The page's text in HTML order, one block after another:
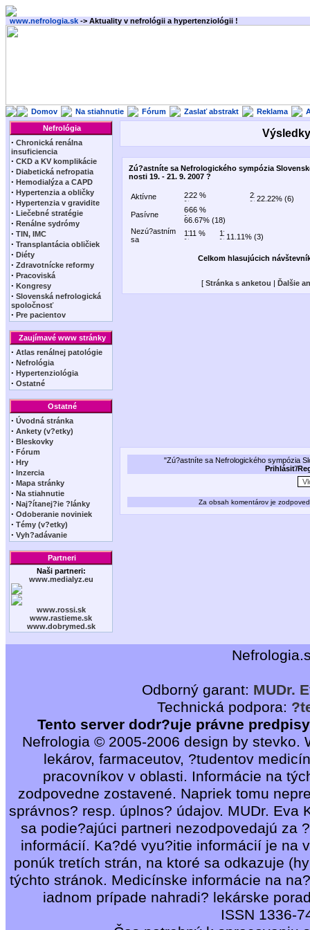
www.nefrologia.sk -> Aktuality v nefrológii a hypertenziológii !
Domov Na stiahnutie Fórum Zaslať abstrakt Reklama
Nefrológia
· Chronická renálna
insuficiencia
· CKD a KV komplikácie
· Diabetická nefropatia
· Hemodialýza a CAPD
· Hypertenzia a obličky
· Hypertenzia v gravidite
· Liečebné stratégie
· Renálne sydrómy
· TIN, IMC
· Transplantácia obličiek
· Diéty
· Zdravotnícke reformy
· Pracoviská
· Kongresy
· Slovenská nefrologická
spoločnosť
· Pre pacientov
Zaujímavé www stránky
· Atlas renálnej patológie
· Nefrológia
· Hypertenziológia
· Ostatné
Ostatné
· Úvodná stránka
· Ankety (v?etky)
· Bleskovky
· Fórum
· Hry
· Inzercia
· Mapa stránky
· Na stiahnutie
· Naj?ítanej?ie ?lánky
· Odoberanie noviniek
· Témy (v?etky)
· Vyh?adávanie
Partneri
Naši partneri:
www.medialyz.eu
www.rossi.sk
www.rastieme.sk
www.dobrymed.sk
Zú?astníte sa Nefrologického sympózia
nosti 19. - 21. 9. 2007 ?
Aktívne
22.22% (6)
Pasívne
66.67% (18)
Nezú?astním
sa
11.11% (3)
Celkom hlasujúcich
[ Stránka s anketou | Ďalšie
"Zú?astníte sa Nefrologického sympózia
Prihlásiť/
Za obsah komentárov je
Odborný garant: MUDr.
Technická podpora:
Tento server dodr?uje právne
Nefrologia © 2005-2006 design by stevko.
lekárov, farmaceutov, ?tudentov
pracovníkov v oblasti. Informácie na
zodpovedne zostavené. Napriek tomu
správnos? resp. úplnos? údajov. MUDr. Eva
sa podie?ajúci partneri nezodpovedajú za
informácií. Ka?dé vyu?itie informácií je na
ponúk tretích strán, na ktoré sa odkazuje
týchto stránok. Medicínske informácie na
iadnom prípade nahradi? lekárske
ISSN 1336-